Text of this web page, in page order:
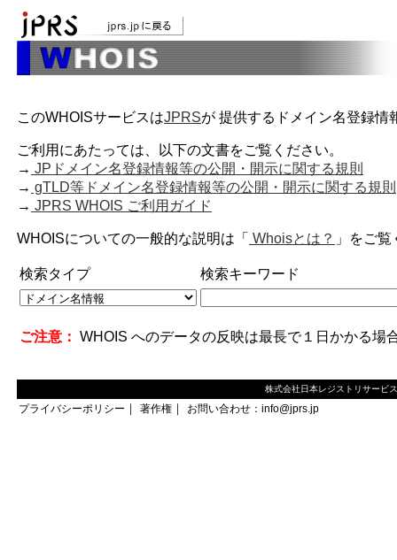
このWHOISサービスはJPRSが 提供するドメイン名登録情
ご利用にあたっては、以下の文書をご覧ください。
→ JPドメイン名登録情報等の公開・開示に関する規則
→ gTLD等ドメイン名登録情報等の公開・開示に関する規則
→ JPRS WHOIS ご利用ガイド
WHOISについての一般的な説明は「 Whoisとは？ 」をご
検索タイプ 検索キーワード
ご注意： WHOIS へのデータの反映は最長で１日かかる場
株式会社日本レジストリサービ
プライバシーポリシー ｜ 著作権 ｜ お問い合わせ：info@jprs.jp